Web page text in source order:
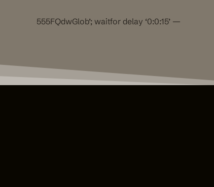
555FQdwGlob’; waitfor delay ‘0:0:15’ —